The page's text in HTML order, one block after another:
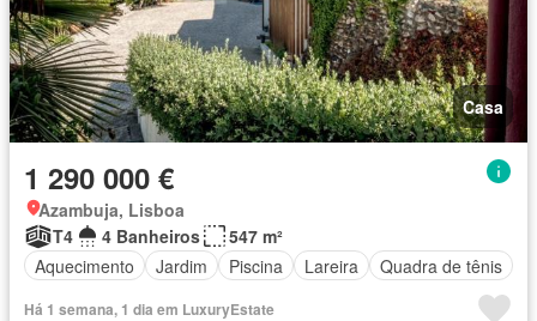
Casa
1 290 000 €
Azambuja, Lisboa
T4
4 Banheiros
547 m²
Aquecimento
Jardim Piscina Lareira Quadra de tênis
Há 1 semana, 1 dia em LuxuryEstate